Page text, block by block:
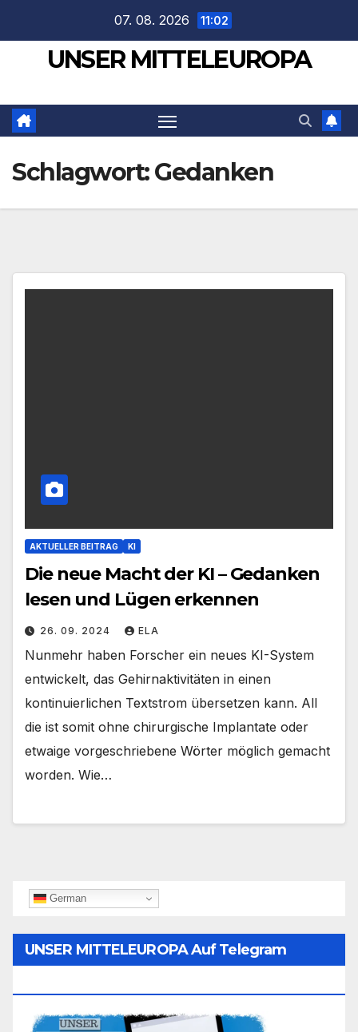
springen
07. 08. 2026 11:02
UNSER MITTELEUROPA
Schlagwort:Gedanken
AKTUELLER BEITRAG KI
Die neue Macht der KI – Gedanken
lesen und Lügen erkennen
26. 09. 2024 ELA
Nunmehr haben Forscher ein neues KI-System
entwickelt, das Gehirnaktivitäten in einen
kontinuierlichen Textstrom übersetzen kann. All
die ist somit ohne chirurgische Implantate oder
etwaige vorgeschriebene Wörter möglich gemacht
worden. Wie…
German
UNSER MITTELEUROPA Auf Telegram